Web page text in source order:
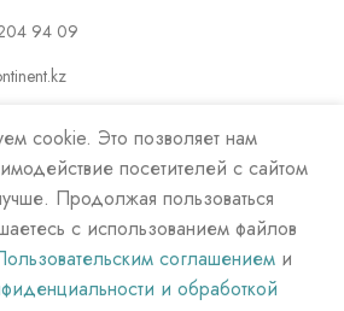
94 09
ПОИСК
cookie. Это позволяет нам
посетителей с сайтом
Продолжая пользоваться
с использованием файлов
соглашением и
и обработкой